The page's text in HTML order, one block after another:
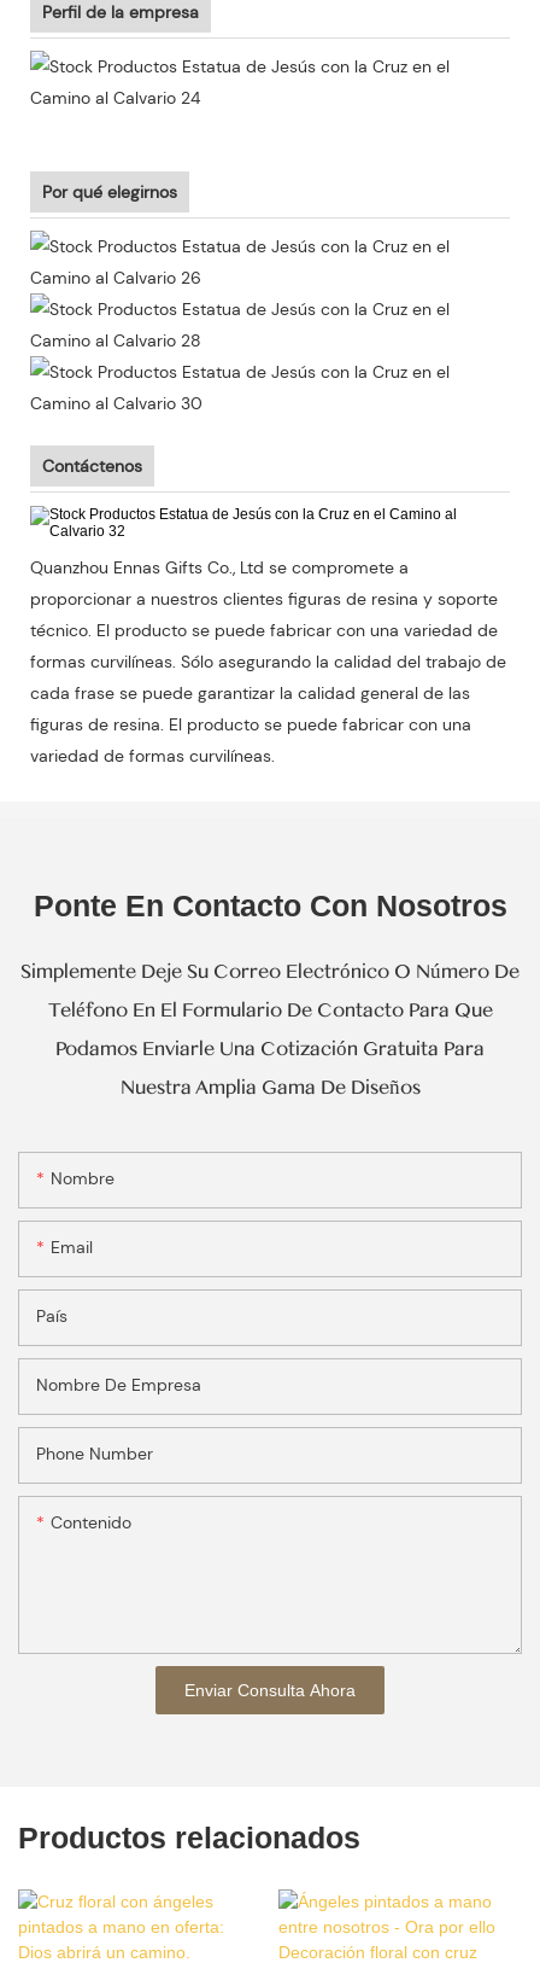
Perfil de la empresa
Por qué elegirnos
Contáctenos
Quanzhou Ennas Gifts Co., Ltd se compromete a
proporcionar a nuestros clientes figuras de resina y soporte
técnico. El producto se puede fabricar con una variedad de
formas curvilíneas. Sólo asegurando la calidad del trabajo de
cada frase se puede garantizar la calidad general de las
figuras de resina. El producto se puede fabricar con una
variedad de formas curvilíneas.
Ponte En Contacto Con Nosotros
Simplemente Deje Su Correo Electrónico O Número De
Teléfono En El Formulario De Contacto Para Que
Podamos Enviarle Una Cotización Gratuita Para
Nuestra Amplia Gama De Diseños
Nombre
Email
País
Nombre De Empresa
Phone Number
Contenido
Enviar Consulta Ahora
Productos relacionados